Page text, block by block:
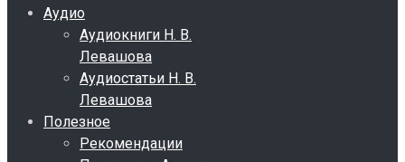
Аудио
Аудиокниги Н. В.
Левашова
Аудиостатьи Н. В.
Левашова
Полезное
Рекомендации